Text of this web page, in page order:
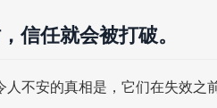
信任就会被打破。
不安的真相是，它们在失效之